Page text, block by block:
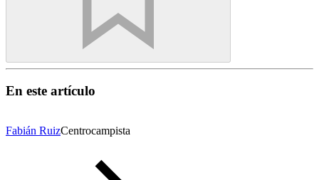
En este artículo
Fabián RuizCentrocampista